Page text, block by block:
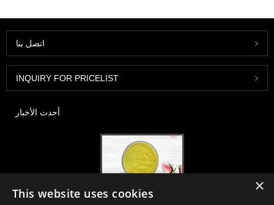
اتصل بنا
INQUIRY FOR PRICELIST
أحدث الأخبار
×
This website uses cookies